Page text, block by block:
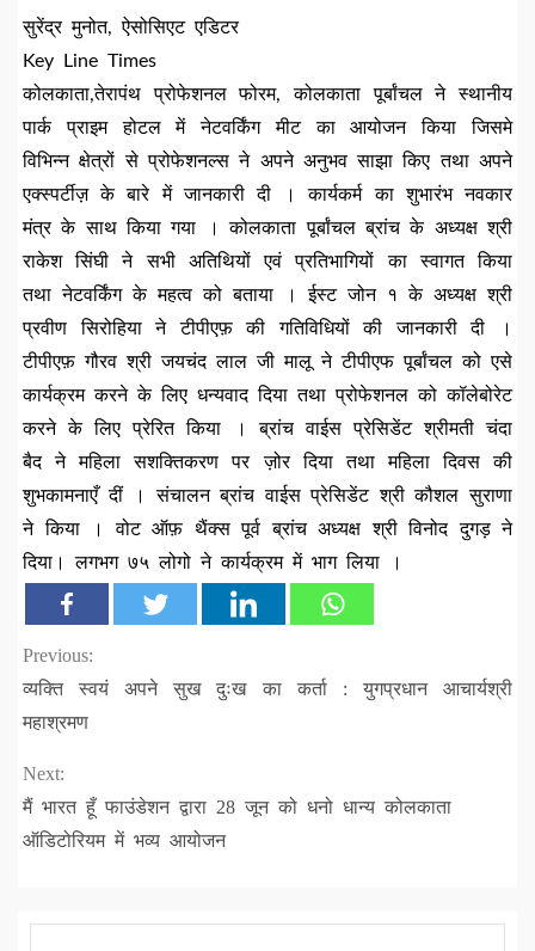
सुरेंद्र मुनोत, ऐसोसिएट एडिटर
Key Line Times
कोलकाता,तेरापंथ प्रोफेशनल फोरम, कोलकाता पूर्बांचल ने स्थानीय
पार्क प्राइम होटल में नेटवर्किंग मीट का आयोजन किया जिसमे
विभिन्न क्षेत्रों से प्रोफेशनल्स ने अपने अनुभव साझा किए तथा अपने
एक्स्पर्टीज़ के बारे में जानकारी दी । कार्यकर्म का शुभारंभ नवकार
मंत्र के साथ किया गया । कोलकाता पूर्बांचल ब्रांच के अध्यक्ष श्री
राकेश सिंघी ने सभी अतिथियों एवं प्रतिभागियों का स्वागत किया
तथा नेटवर्किंग के महत्व को बताया । ईस्ट जोन १ के अध्यक्ष श्री
प्रवीण सिरोहिया ने टीपीएफ़ की गतिविधियों की जानकारी दी ।
टीपीएफ़ गौरव श्री जयचंद लाल जी मालू ने टीपीएफ पूर्बांचल को एसे
कार्यक्रम करने के लिए धन्यवाद दिया तथा प्रोफेशनल को कॉलेबोरेट
करने के लिए प्रेरित किया । ब्रांच वाईस प्रेसिडेंट श्रीमती चंदा
बैद ने महिला सशक्तिकरण पर ज़ोर दिया तथा महिला दिवस की
शुभकामनाएँ दीं । संचालन ब्रांच वाईस प्रेसिडेंट श्री कौशल सुराणा
ने किया । वोट ऑफ़ थैंक्स पूर्व ब्रांच अध्यक्ष श्री विनोद दुगड़ ने
दिया। लगभग ७५ लोगो ने कार्यक्रम में भाग लिया ।
Continue
Reading
Previous:
व्यक्ति स्वयं अपने सुख दुःख का कर्ता : युगप्रधान आचार्यश्री
महाश्रमण
Next:
मैं भारत हूँ फाउंडेशन द्वारा 28 जून को धनो धान्य कोलकाता
ऑडिटोरियम में भव्य आयोजन